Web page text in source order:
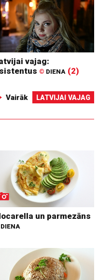
vajag:
© DIENA (2)
Vairāk LATVIJAI VAJAG
un parmezāns
DIENA